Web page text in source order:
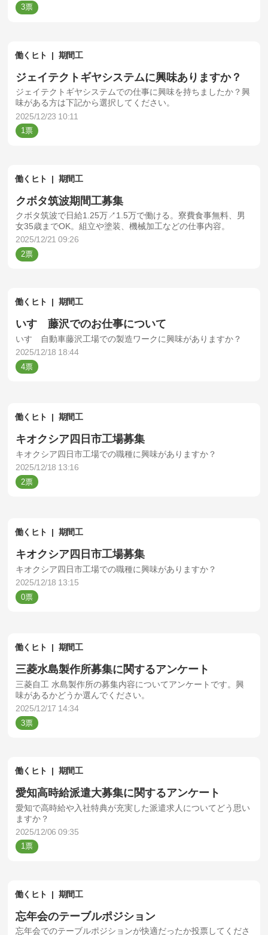
3
働くヒト 期間工
ジェイテクトギヤシステムに興味ありますか？
ジェイテクトギヤシステムでの仕事に興味を持ちましたか？興
味がある方は下記から選択してください。
2025/12/23 10:11
1
働くヒト 期間工
クボタ筑波期間工募集
クボタ筑波で日給1.25万↗1.5万で働ける。寮費食事無料、男
女35歳までOK。組立や塗装、機械加工などの仕事内容。
2025/12/21 09:26
2
働くヒト 期間工
いすゞ藤沢でのお仕事について
いすゞ自動車藤沢工場での製造ワークに興味がありますか？
2025/12/18 18:44
4
働くヒト 期間工
キオクシア四日市工場募集
キオクシア四日市工場での職種に興味がありますか？
2025/12/18 13:16
2
働くヒト 期間工
キオクシア四日市工場募集
キオクシア四日市工場での職種に興味がありますか？
2025/12/18 13:15
0
働くヒト 期間工
三菱水島製作所募集に関するアンケート
三菱自工 水島製作所の募集内容についてアンケートです。興
味があるかどうか選んでください。
2025/12/17 14:34
3
働くヒト 期間工
愛知高時給派遣大募集に関するアンケート
愛知で高時給や入社特典が充実した派遣求人についてどう思い
ますか？
2025/12/06 09:35
1
働くヒト 期間工
忘年会のテーブルポジション
忘年会でのテーブルポジションが快適だったか投票してくださ